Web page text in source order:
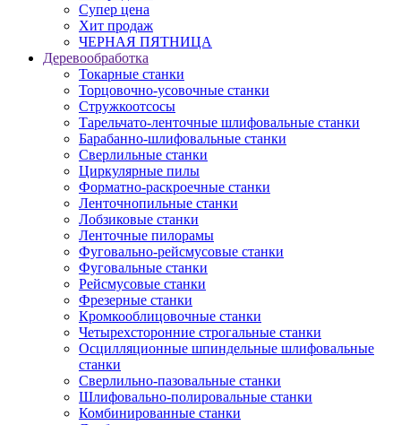
Супер цена
Хит продаж
ЧЕРНАЯ ПЯТНИЦА
Деревообработка
Токарные станки
Торцовочно-усовочные станки
Стружкоотсосы
Тарельчато-ленточные шлифовальные станки
Барабанно-шлифовальные станки
Сверлильные станки
Циркулярные пилы
Форматно-раскроечные станки
Ленточнопильные станки
Лобзиковые станки
Ленточные пилорамы
Фуговально-рейсмусовые станки
Фуговальные станки
Рейсмусовые станки
Фрезерные станки
Кромкооблицовочные станки
Четырехсторонние строгальные станки
Осцилляционные шпиндельные шлифовальные
станки
Сверлильно-пазовальные станки
Шлифовально-полировальные станки
Комбинированные станки